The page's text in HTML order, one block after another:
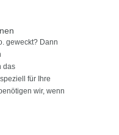
geweckt? Dann
das
für Ihre
wir, wenn